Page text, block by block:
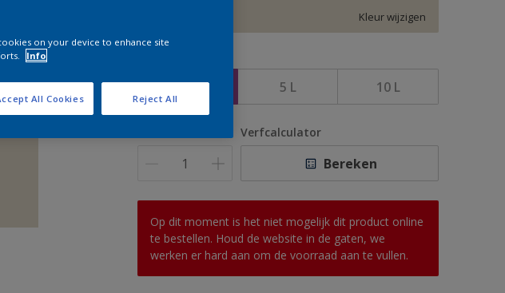
Kleur wijzigen
2,5 L 5 L 10 L
Verfcalculator
Bereken
Op dit moment is het niet mogelijk dit product online
te bestellen. Houd de website in de gaten, we
werken er hard aan om de voorraad aan te vullen.
on your device to enhance site
Info
Reject All
All Cookies